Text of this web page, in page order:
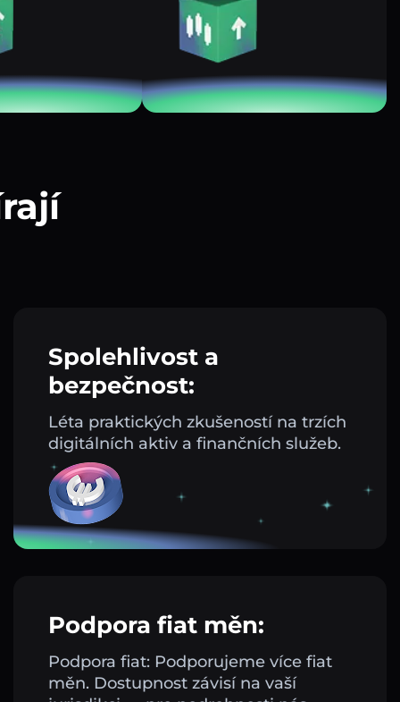
Spolehlivost a
bezpečnost:
Léta praktických zkušeností na trzích
digitálních aktiv a finančních služeb.
Podpora fiat měn:
Podpora fiat: Podporujeme více fiat
měn. Dostupnost závisí na vaší